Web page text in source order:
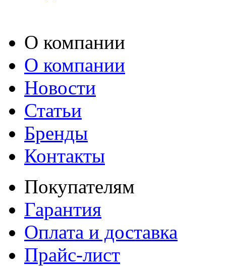
О компании
О компании
Новости
Статьи
Бренды
Контакты
Покупателям
Гарантия
Оплата и доставка
Прайс-лист